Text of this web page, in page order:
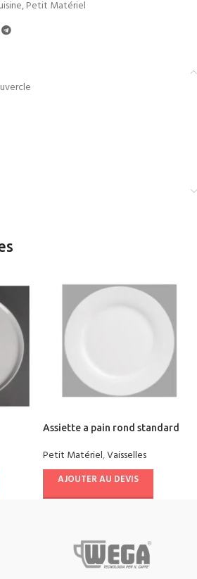
,Petit Matériel
Assiette a pain rond standard
Petit Matériel,Vaisselles
AJOUTER AU DEVIS